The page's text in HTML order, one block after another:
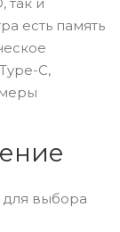
есть память
C,
для выбора